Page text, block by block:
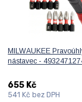
MILWAUKEE
nástavec -
655 Kč
541 Kč bez DPH